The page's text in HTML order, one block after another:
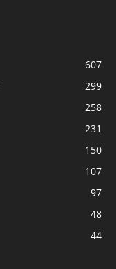
607
299
258
231
150
107
97
48
44